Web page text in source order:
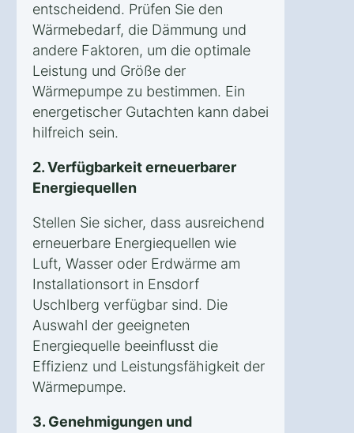
entscheidend. Prüfen Sie den
Wärmebedarf, die Dämmung und
andere Faktoren, um die optimale
Leistung und Größe der
Wärmepumpe zu bestimmen. Ein
energetischer Gutachten kann dabei
hilfreich sein.
2. Verfügbarkeit erneuerbarer
Energiequellen
Stellen Sie sicher, dass ausreichend
erneuerbare Energiequellen wie
Luft, Wasser oder Erdwärme am
Installationsort in Ensdorf
Uschlberg verfügbar sind. Die
Auswahl der geeigneten
Energiequelle beeinflusst die
Effizienz und Leistungsfähigkeit der
Wärmepumpe.
3. Genehmigungen und